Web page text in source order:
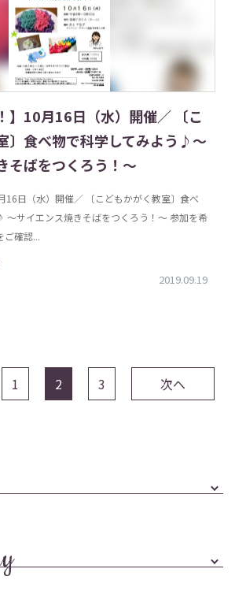
】10月16日（水）開催／ 〔こ
〕食べ物で科学してみよう♪〜
そばをつくろう！〜
16日（水）開催／ 〔こどもかがく教室〕食べ
〜サイエンス焼きそばをつくろう！〜 参加を希
ご確認...
2019.09.19
1 2 3 次へ